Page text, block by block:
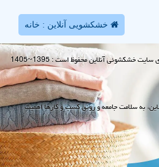
خشکشویی آنلاین : خانه
به سلامت جامعه و رونق کسب و کارها اهمیت